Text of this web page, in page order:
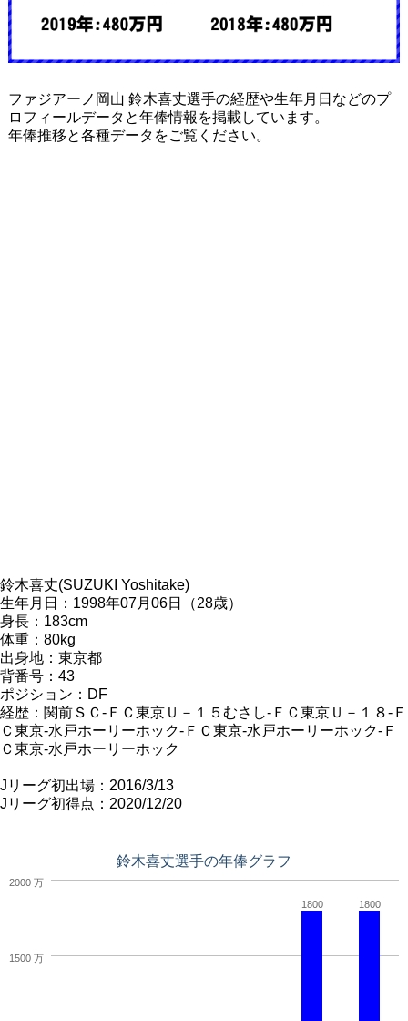
ファジアーノ岡山 鈴木喜丈選手の経歴や生年月日などのプ
ロフィールデータと年俸情報を掲載しています。
年俸推移と各種データをご覧ください。
鈴木喜丈(SUZUKI Yoshitake)
生年月日：1998年07月06日（28歳）
身長：183cm
体重：80kg
出身地：東京都
背番号：43
ポジション：DF
経歴：関前ＳＣ-ＦＣ東京Ｕ－１５むさし-ＦＣ東京Ｕ－１８-Ｆ
Ｃ東京-水戸ホーリーホック-ＦＣ東京-水戸ホーリーホック-Ｆ
Ｃ東京-水戸ホーリーホック
Jリーグ初出場：2016/3/13
Jリーグ初得点：2020/12/20
鈴木喜丈選手の年俸グラフ
1800 1800
1500 万
2000 万